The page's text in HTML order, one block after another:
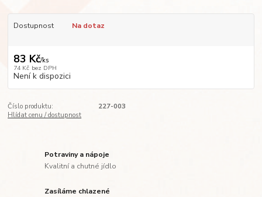
Dostupnost Na dotaz
83 Kč/ks
74 Kč bez DPH
Není k dispozici
Číslo produktu:
227-003
Hlídat cenu / dostupnost
Potraviny a nápoje
Kvalitní a chutné jídlo
Zasíláme chlazené